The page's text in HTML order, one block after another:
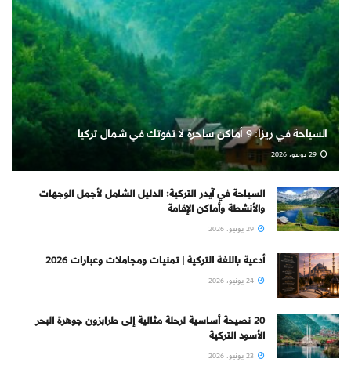
السياحة في ريزا: 9 أماكن ساحرة لا تفوتك في شمال تركيا
29 يونيو، 2026
السياحة في آيدر التركية: الدليل الشامل لأجمل الوجهات
والأنشطة وأماكن الإقامة
29 يونيو، 2026
أدعية باللغة التركية | تمنيات ومجاملات وعبارات 2026
24 يونيو، 2026
20 نصيحة أساسية لرحلة مثالية إلى طرابزون جوهرة البحر
الأسود التركية
23 يونيو، 2026